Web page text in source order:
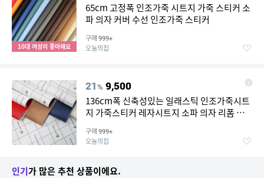
10대 여성이 좋아해요
65cm 고정폭 인조가죽 시트지 가죽 스티커 소
파 의자 커버 수선 인조가죽 스티커
구매 999+
오늘의집
21% 9,500
136cm폭 신축성있는 일래스틱 인조가죽시트
지 가죽스티커 레자시트지 소파 의자 리폼 보
구매 999+
오늘의집
인기가 많은 추천 상품이에요.